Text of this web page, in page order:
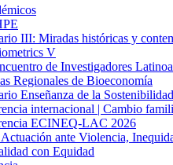
III: Miradas históricas y
V
de Investigadores
Regionales de Bioeconomía
Enseñanza de la
internacional | Cambio
ECINEQ-LAC 2026
ante Violencia,
con Equidad